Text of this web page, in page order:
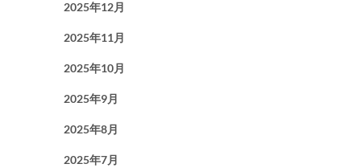
2025年12月
2025年11月
2025年10月
2025年9月
2025年8月
2025年7月